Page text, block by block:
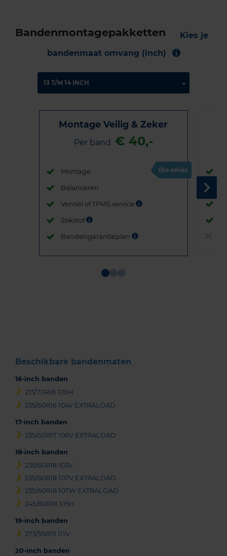
Bandenmontagepakketten
Kies je
bandenmaat omvang (inch)
Montage Veilig & Zeker
Per band € 40,-
Montage
Balanceren
Ventiel of TPMS service
Stikstof
Bandengarantieplan
Beschikbare bandenmaten
16-inch banden
215/70R16 100H
235/60R16 104V EXTRALOAD
17-inch banden
235/60R17 106V EXTRALOAD
18-inch banden
235/60R18 103V
235/60R18 107V EXTRALOAD
235/60R18 107W EXTRALOAD
245/60R18 105H
19-inch banden
275/55R19 111V
20-inch banden